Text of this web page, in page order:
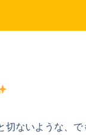
ないような、で